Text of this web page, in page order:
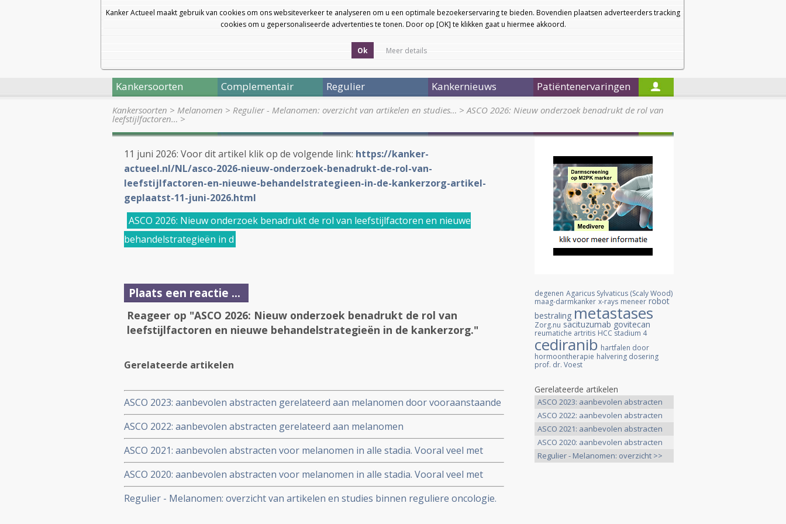
Kanker Actueel maakt gebruik van cookies om ons websiteverkeer te analyseren om u een optimale bezoekerservaring te bieden. Bovendien plaatsen adverteerders tracking
cookies om u gepersonaliseerde advertenties te tonen. Door op [OK] te klikken gaat u hiermee akkoord.
Ok Meer details
a
a
Nieuwsbrief
Startpagina
Kankersoorten Complementair Regulier Kankernieuws Patiëntenervaringen
Kankersoorten > Melanomen > Regulier - Melanomen: overzicht van artikelen en studies… >ASCO 2026: Nieuw onderzoek benadrukt de rol van
leefstijlfactoren… >
11 juni 2026: Voor dit artikel klik op de volgende link: https://kanker-
actueel.nl/NL/asco-2026-nieuw-onderzoek-benadrukt-de-rol-van-
leefstijlfactoren-en-nieuwe-behandelstrategieen-in-de-kankerzorg-artikel-
geplaatst-11-juni-2026.html
ASCO 2026: Nieuw onderzoek benadrukt de rol van leefstijlfactoren en nieuwe
behandelstrategieën in d
Plaats een reactie ...
Reageer op "ASCO 2026: Nieuw onderzoek benadrukt de rol van
leefstijlfactoren en nieuwe behandelstrategieën in de kankerzorg."
Gerelateerde artikelen
ASCO 2023: aanbevolen abstracten gerelateerd aan melanomen door vooraanstaande
oncologen en medisch specialisten
ASCO 2022: aanbevolen abstracten gerelateerd aan melanomen
ASCO 2021: aanbevolen abstracten voor melanomen in alle stadia. Vooral veel met
immuuntherapie of combinaties van verschillende medicijnen
ASCO 2020: aanbevolen abstracten voor melanomen in alle stadia. Vooral veel met
immuuntherapie of combinaties van verschillende medicijnen
Regulier - Melanomen: overzicht van artikelen en studies binnen reguliere oncologie.
degenen Agaricus Sylvaticus (Scaly Wood)
maag-darmkanker x-rays meneer robot
bestraling metastases
Zorg.nu sacituzumab govitecan
reumatiche artritis HCC stadium 4
cediranib hartfalen door
hormoontherapie halvering dosering
prof. dr. Voest
Gerelateerde artikelen
ASCO 2023: aanbevolen abstracten
>>
ASCO 2022: aanbevolen abstracten
>>
ASCO 2021: aanbevolen abstracten
>>
ASCO 2020: aanbevolen abstracten
>>
Regulier - Melanomen: overzicht >>